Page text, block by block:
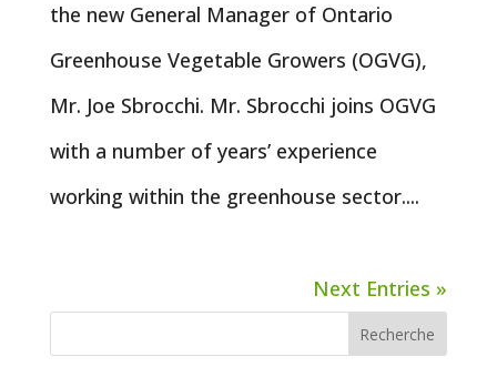
the new General Manager of Ontario
Greenhouse Vegetable Growers (OGVG),
Mr. Joe Sbrocchi. Mr. Sbrocchi joins OGVG
with a number of years’ experience
working within the greenhouse sector....
Next Entries »
Recherche